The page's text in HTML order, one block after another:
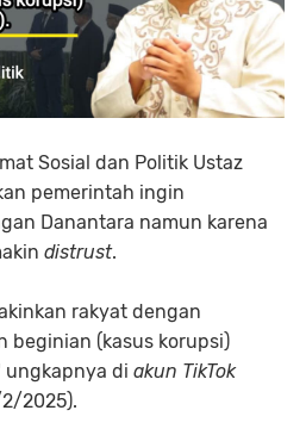
Sosial dan Politik Ustaz
pemerintah ingin
Danantara namun karena
distrust.
rakyat dengan
beginian (kasus korupsi)
ungkapnya di akun TikTok
2025).